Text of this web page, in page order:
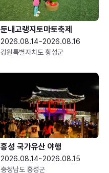
둔내고랭지토마토축제
2026.08.14~2026.08.16
강원특별자치도 횡성군
홍성 국가유산 야행
2026.08.14~2026.08.15
충청남도 홍성군